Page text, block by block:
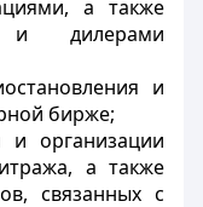
а также
и дилерами
и
бирже;
и организации
а также
связанных с